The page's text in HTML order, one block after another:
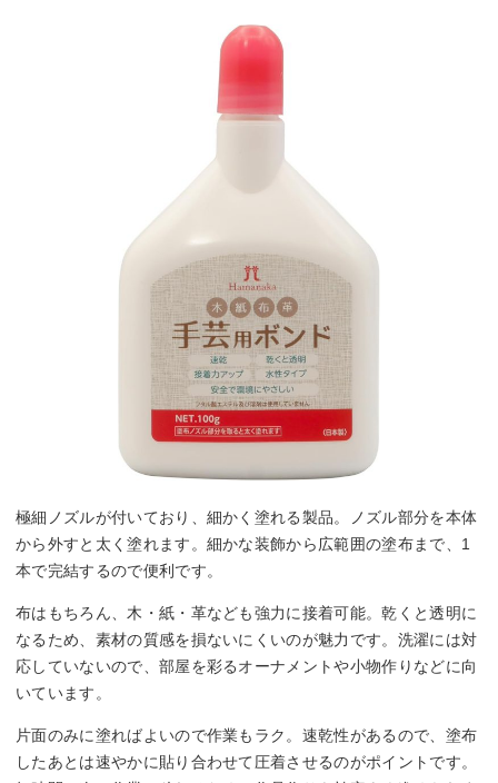
極細ノズルが付いており、細かく塗れる製品。ノズル部分を本体
から外すと太く塗れます。細かな装飾から広範囲の塗布まで、1
本で完結するので便利です。
布はもちろん、木・紙・革なども強力に接着可能。乾くと透明に
なるため、素材の質感を損ないにくいのが魅力です。洗濯には対
応していないので、部屋を彩るオーナメントや小物作りなどに向
いています。
片面のみに塗ればよいので作業もラク。速乾性があるので、塗布
したあとは速やかに貼り合わせて圧着させるのがポイントです。